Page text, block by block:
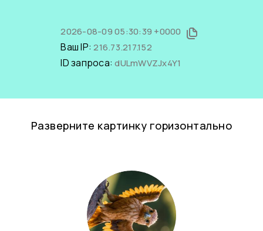
2026-08-09 05:30:39 +0000
Ваш IP:216.73.217.152
ID запроса:dULmWVZJx4Y1
Разверните картинку горизонтально